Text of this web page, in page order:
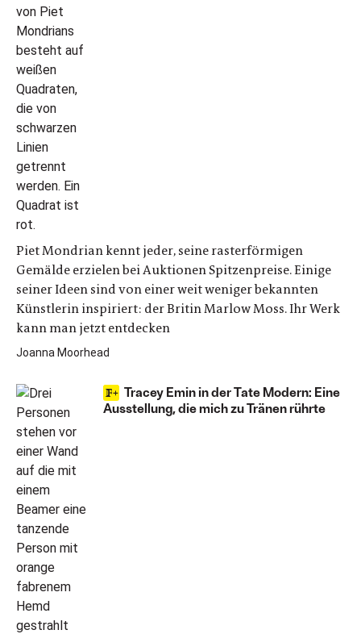
Piet Mondrian kennt jeder, seine rasterförmigen
Gemälde erzielen bei Auktionen Spitzenpreise. Einige
seiner Ideen sind von einer weit weniger bekannten
Künstlerin inspiriert: der Britin Marlow Moss. Ihr Werk
kann man jetzt entdecken
Joanna Moorhead
Tracey Emin in der Tate Modern: Eine
Ausstellung, die mich zu Tränen rührte